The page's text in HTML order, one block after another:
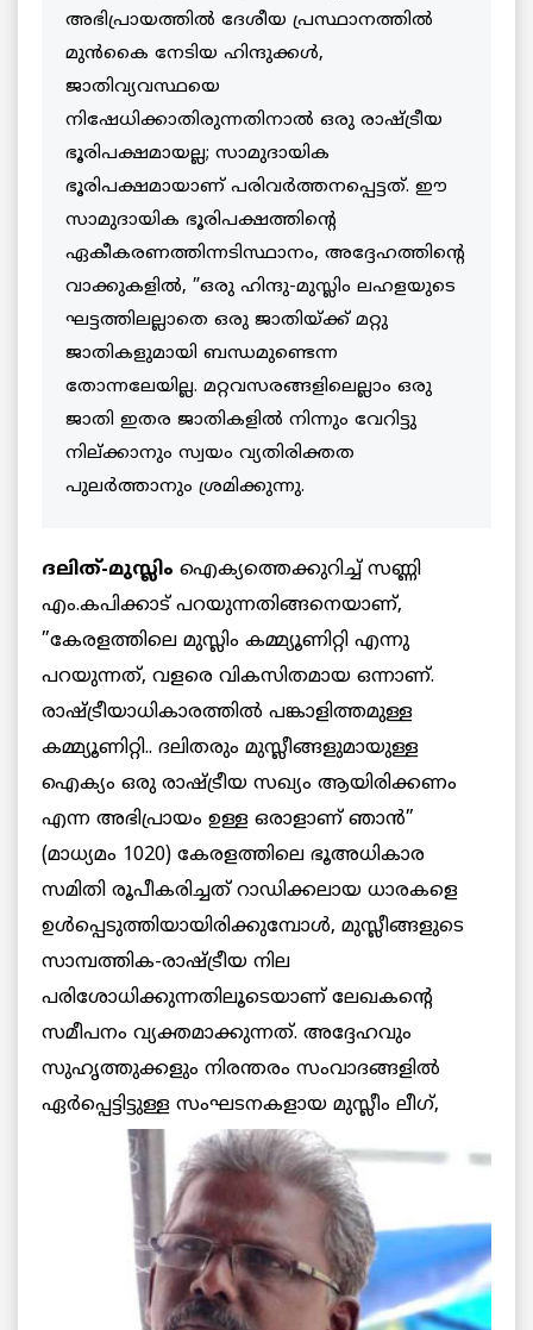
അഭിപ്രായത്തില്‍ ദേശീയ പ്രസ്ഥാനത്തില്‍
മുന്‍കൈ നേടിയ ഹിന്ദുക്കള്‍,
ജാതിവ്യവസ്ഥയെ
നിഷേധിക്കാതിരുന്നതിനാല്‍ ഒരു രാഷ്ട്രീയ
ഭൂരിപക്ഷമായല്ല; സാമുദായിക
ഭൂരിപക്ഷമായാണ് പരിവര്‍ത്തനപ്പെട്ടത്. ഈ
സാമുദായിക ഭൂരിപക്ഷത്തിന്റെ
ഏകീകരണത്തിന്നടിസ്ഥാനം, അദ്ദേഹത്തിന്റെ
വാക്കുകളില്‍, ”ഒരു ഹിന്ദു-മുസ്ലിം ലഹളയുടെ
ഘട്ടത്തിലല്ലാതെ ഒരു ജാതിയ്ക്ക് മറ്റു
ജാതികളുമായി ബന്ധമുണ്ടെന്ന
തോന്നലേയില്ല. മറ്റവസരങ്ങളിലെല്ലാം ഒരു
ജാതി ഇതര ജാതികളില്‍ നിന്നും വേറിട്ടു
നില്ക്കാനും സ്വയം വ്യതിരിക്തത
പുലര്‍ത്താനും ശ്രമിക്കുന്നു.
ദലിത്-മുസ്ലിം ഐക്യത്തെക്കുറിച്ച് സണ്ണി
എം.കപിക്കാട് പറയുന്നതിങ്ങനെയാണ്,
”കേരളത്തിലെ മുസ്ലിം കമ്മ്യൂണിറ്റി എന്നു
പറയുന്നത്, വളരെ വികസിതമായ ഒന്നാണ്.
രാഷ്ട്രീയാധികാരത്തില്‍ പങ്കാളിത്തമുള്ള
കമ്മ്യൂണിറ്റി.. ദലിതരും മുസ്ലീങ്ങളുമായുള്ള
ഐക്യം ഒരു രാഷ്ട്രീയ സഖ്യം ആയിരിക്കണം
എന്ന അഭിപ്രായം ഉള്ള ഒരാളാണ് ഞാന്‍”
(മാധ്യമം 1020) കേരളത്തിലെ ഭൂഅധികാര
സമിതി രൂപീകരിച്ചത് റാഡിക്കലായ ധാരകളെ
ഉള്‍പ്പെടുത്തിയായിരിക്കുമ്പോള്‍, മുസ്ലീങ്ങളുടെ
സാമ്പത്തിക-രാഷ്ട്രീയ നില
പരിശോധിക്കുന്നതിലൂടെയാണ് ലേഖകന്റെ
സമീപനം വ്യക്തമാക്കുന്നത്. അദ്ദേഹവും
സുഹൃത്തുക്കളും നിരന്തരം സംവാദങ്ങളില്‍
ഏര്‍പ്പെട്ടിട്ടുള്ള സംഘടനകളായ മുസ്ലീം ലീഗ്,